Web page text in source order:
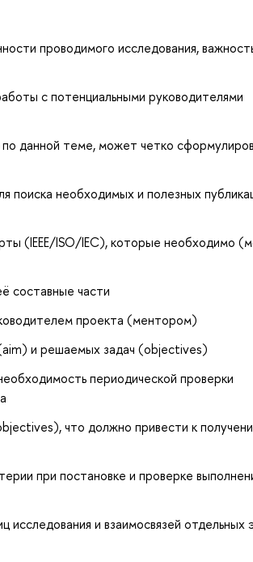
проводимого исследования,
с потенциальными руководителями
данной теме, может четко
поиска необходимых и полезных
(IEEE/ISO/IEC), которые необходимо
составные части
проекта (ментором)
и решаемых задач (objectives)
периодической проверки
что должно привести к
при постановке и проверке
и взаимосвязей отдельных